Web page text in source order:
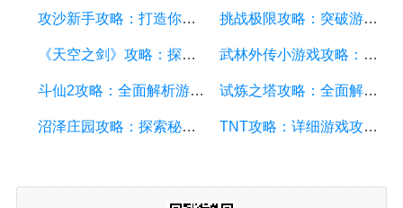
攻沙新手攻略：打造你的战争帝国，征服沙漠世界 挑战极限攻略：突破游戏难关的终极指南
《天空之剑》攻略：探索天空的冒险之旅 武林外传小游戏攻略：全面解析游戏技巧、角色选择和剧情推进
斗仙2攻略：全面解析游戏技巧、副本攻略、装备养成和战斗策略 试炼之塔攻略：全面解析游戏技巧与策略，帮你征服每一层塔
沼泽庄园攻略：探索秘密、击败怪物、解谜全指南 TNT攻略：详细游戏攻略方面的描述